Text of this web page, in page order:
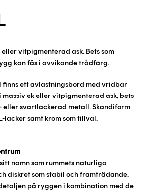
vitpigmenterad ask. Bets som
kan fås i avvikande trådfärg.
ett avlastningsbord med vridbar
massiv ek eller vitpigmenterad ask, bets
eller svartlackerad metall. Skandiform
lacker samt krom som tillval.
namn som rummets naturliga
diskret som stabil och framträdande.
på ryggen i kombination med de